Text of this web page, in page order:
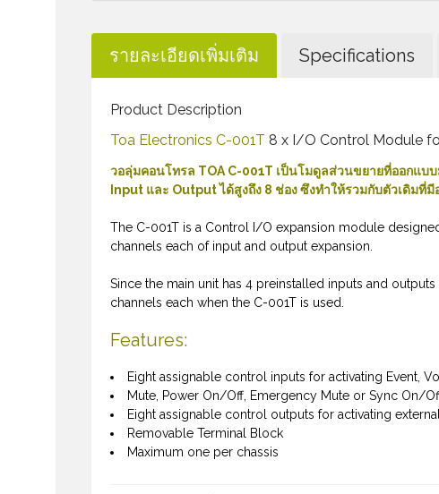
รายละเอียดเพิ่มเติม Specifications
Product Description
Toa Electronics C-001T 8 x I/O Control Module
วอลุ่มคอนโทรล TOA C-001T เป็นโมดูลส่วนขยายที่ออกแ
Input และ Output ได้สูงถึง 8 ช่อง ซึงทำให้รวมกับตัวเดิมที่
The C-001T is a Control I/O expansion module
channels each of input and output expansion.
Since the main unit has 4 preinstalled inputs and
channels each when the C-001T is used.
Features:
Eight assignable control inputs for activating Event,
Mute, Power On/Off, Emergency Mute or Sync On/
Eight assignable control outputs for activating
Removable Terminal Block
Maximum one per chassis